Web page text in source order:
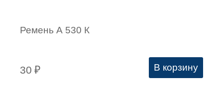
Ремень А 530 К
30 ₽ В корзину